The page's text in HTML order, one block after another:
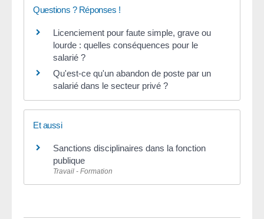
Questions ? Réponses !
Licenciement pour faute simple, grave ou
lourde : quelles conséquences pour le
salarié ?
Qu'est-ce qu'un abandon de poste par un
salarié dans le secteur privé ?
Et aussi
Sanctions disciplinaires dans la fonction
publique
Travail - Formation